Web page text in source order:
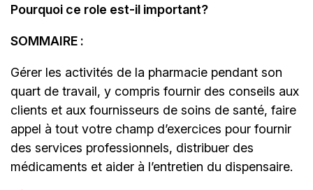
Pourquoi ce role est-il important?
SOMMAIRE :
Gérer les activités de la pharmacie pendant son
quart de travail, y compris fournir des conseils aux
clients et aux fournisseurs de soins de santé, faire
appel à tout votre champ d’exercices pour fournir
des services professionnels, distribuer des
médicaments et aider à l’entretien du dispensaire.